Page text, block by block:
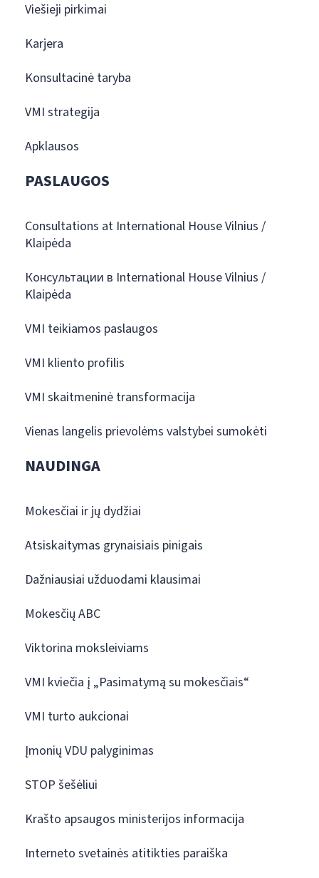
Viešieji pirkimai
Karjera
Konsultacinė taryba
VMI strategija
Apklausos
PASLAUGOS
Consultations at International House Vilnius /
Klaipėda
Консультации в International House Vilnius /
Klaipėda
VMI teikiamos paslaugos
VMI kliento profilis
VMI skaitmeninė transformacija
Vienas langelis prievolėms valstybei sumokėti
NAUDINGA
Mokesčiai ir jų dydžiai
Atsiskaitymas grynaisiais pinigais
Dažniausiai užduodami klausimai
Mokesčių ABC
Viktorina moksleiviams
VMI kviečia į „Pasimatymą su mokesčiais“
VMI turto aukcionai
Įmonių VDU palyginimas
STOP šešėliui
Krašto apsaugos ministerijos informacija
Interneto svetainės atitikties paraiška